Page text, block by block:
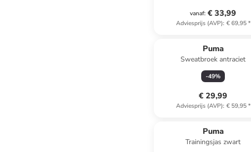
vanaf: € 33,99
Adviesprijs (AVP): € 69,95*
Puma
Sweatbroek antraciet
-49%
€ 29,99
Adviesprijs (AVP): € 59,95*
Puma
Trainingsjas zwart